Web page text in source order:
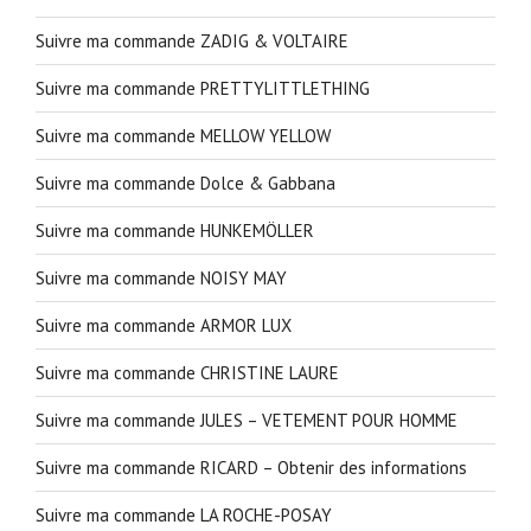
Suivre ma commande ZADIG & VOLTAIRE
Suivre ma commande PRETTYLITTLETHING
Suivre ma commande MELLOW YELLOW
Suivre ma commande Dolce & Gabbana
Suivre ma commande HUNKEMÖLLER
Suivre ma commande NOISY MAY
Suivre ma commande ARMOR LUX
Suivre ma commande CHRISTINE LAURE
Suivre ma commande JULES – VETEMENT POUR HOMME
Suivre ma commande RICARD – Obtenir des informations
Suivre ma commande LA ROCHE-POSAY